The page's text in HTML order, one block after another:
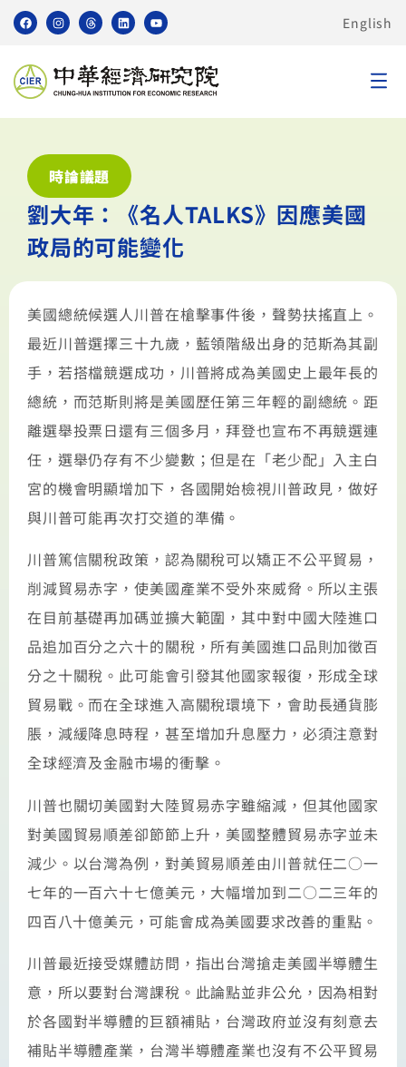
English
時論議題
劉大年：《名人TALKS》因應美國
政局的可能變化
美國總統候選人川普在槍擊事件後，聲勢扶搖直上。
最近川普選擇三十九歲，藍領階級出身的范斯為其副
手，若搭檔競選成功，川普將成為美國史上最年長的
總統，而范斯則將是美國歷任第三年輕的副總統。距
離選舉投票日還有三個多月，拜登也宣布不再競選連
任，選舉仍存有不少變數；但是在「老少配」入主白
宮的機會明顯增加下，各國開始檢視川普政見，做好
與川普可能再次打交道的準備。
川普篤信關稅政策，認為關稅可以矯正不公平貿易，
削減貿易赤字，使美國產業不受外來威脅。所以主張
在目前基礎再加碼並擴大範圍，其中對中國大陸進口
品追加百分之六十的關稅，所有美國進口品則加徵百
分之十關稅。此可能會引發其他國家報復，形成全球
貿易戰。而在全球進入高關稅環境下，會助長通貨膨
脹，減緩降息時程，甚至增加升息壓力，必須注意對
全球經濟及金融市場的衝擊。
川普也關切美國對大陸貿易赤字雖縮減，但其他國家
對美國貿易順差卻節節上升，美國整體貿易赤字並未
減少。以台灣為例，對美貿易順差由川普就任二○一
七年的一百六十七億美元，大幅增加到二○二三年的
四百八十億美元，可能會成為美國要求改善的重點。
川普最近接受媒體訪問，指出台灣搶走美國半導體生
意，所以要對台灣課稅。此論點並非公允，因為相對
於各國對半導體的巨額補貼，台灣政府並沒有刻意去
補貼半導體產業，台灣半導體產業也沒有不公平貿易